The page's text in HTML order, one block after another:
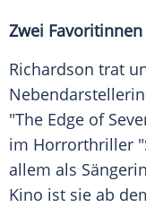
Zwei
Richardson trat
"The Edge of
im Horrorthriller
allem als
Kino ist sie ab